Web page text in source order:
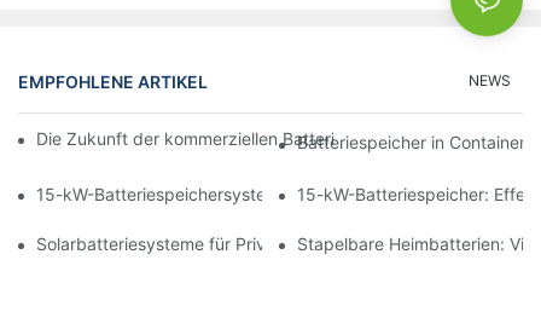
EMPFOHLENE ARTIKEL NEWS
Die Zukunft der kommerziellen Batteriespeicherung: Trends
Batteriespeicher in
15-kW-Batteriespeichersysteme für Unternehmen verstehen
15-kW-Batteriespeicher:
Solarbatteriesysteme für Privathaushalte: Wirtschaftliche und
Stapelbare Heimbatterien: